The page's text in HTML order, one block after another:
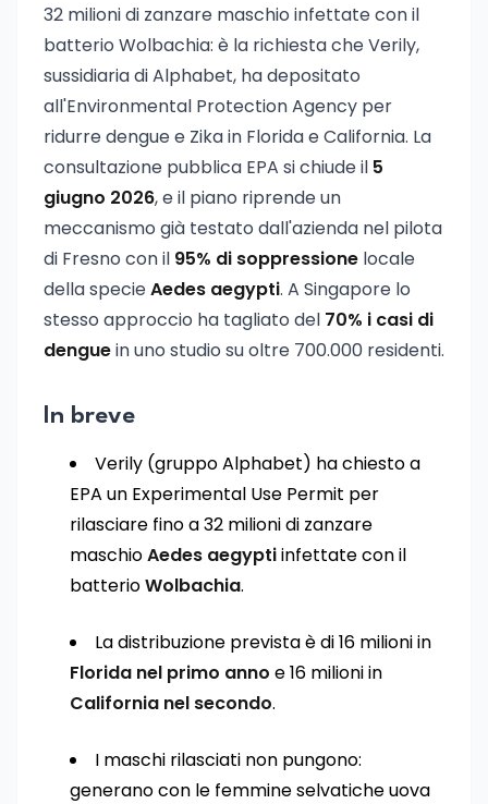
32 milioni di zanzare maschio infettate con il
batterio Wolbachia: è la richiesta che Verily,
sussidiaria di Alphabet, ha depositato
all'Environmental Protection Agency per
ridurre dengue e Zika in Florida e California. La
consultazione pubblica EPA si chiude il 5
giugno 2026, e il piano riprende un
meccanismo già testato dall'azienda nel pilota
di Fresno con il 95% di soppressione locale
della specieAedes aegypti. A Singapore lo
stesso approccio ha tagliato del 70% i casi di
denguein uno studio su oltre 700.000 residenti.
In breve
Verily (gruppo Alphabet) ha chiesto a
EPA un Experimental Use Permit per
rilasciare fino a 32 milioni di zanzare
maschioAedes aegyptiinfettate con il
batterioWolbachia.
La distribuzione prevista è di 16 milioni in
Florida nel primo anno e 16 milioni in
California nel secondo.
I maschi rilasciati non pungono:
generano con le femmine selvatiche uova